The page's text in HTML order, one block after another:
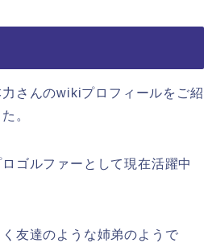
さんのwikiプロフィールをご紹
。
ゴルファーとして現在活躍中
友達のような姉弟のようで